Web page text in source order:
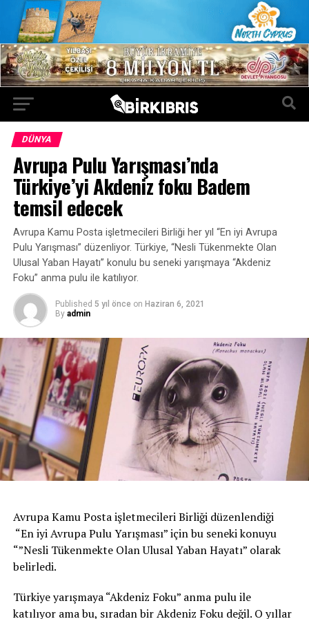
DÜNYA
Avrupa Pulu Yarışması’nda
Türkiye’yi Akdeniz foku Badem
temsil edecek
Avrupa Kamu Posta işletmecileri Birliği her yıl “En iyi Avrupa
Pulu Yarışması” düzenliyor. Türkiye, “Nesli Tükenmekte Olan
Ulusal Yaban Hayatı” konulu bu seneki yarışmaya “Akdeniz
Foku” anma pulu ile katılıyor.
Published 5 yıl önce on Haziran 6, 2021
By admin
Avrupa Kamu Posta işletmecileri Birliği düzenlendiği
“En iyi Avrupa Pulu Yarışması” için bu seneki konuyu
“”Nesli Tükenmekte Olan Ulusal Yaban Hayatı” olarak
belirledi.
Türkiye yarışmaya “Akdeniz Foku” anma pulu ile
katılıyor ama bu, sıradan bir Akdeniz Foku değil. O yıllar